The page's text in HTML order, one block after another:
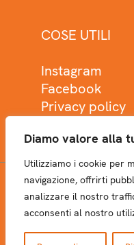
Diamo valore alla
Utilizziamo i cookie per
navigazione, offrirti
analizzare il nostro
acconsenti al nostro
COSE UTILI
Instagram
Facebook
Privacy policy
NEWSLETTER